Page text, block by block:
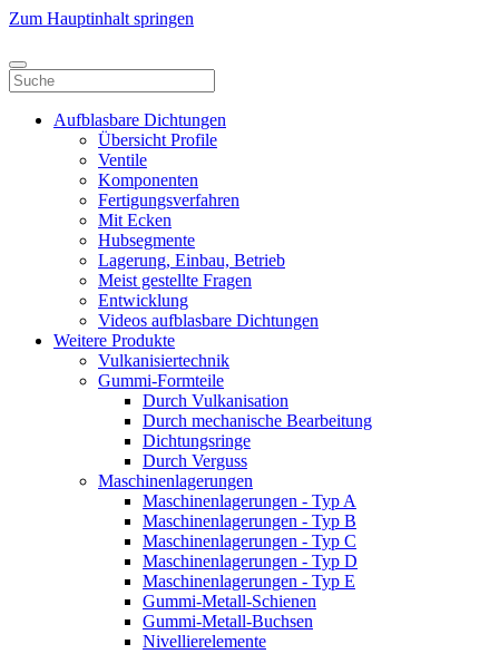
Zum Hauptinhalt springen
Aufblasbare Dichtungen
Übersicht Profile
Ventile
Komponenten
Fertigungsverfahren
Mit Ecken
Hubsegmente
Lagerung, Einbau, Betrieb
Meist gestellte Fragen
Entwicklung
Videos aufblasbare Dichtungen
Weitere Produkte
Vulkanisiertechnik
Gummi-Formteile
Durch Vulkanisation
Durch mechanische Bearbeitung
Dichtungsringe
Durch Verguss
Maschinenlagerungen
Maschinenlagerungen - Typ A
Maschinenlagerungen - Typ B
Maschinenlagerungen - Typ C
Maschinenlagerungen - Typ D
Maschinenlagerungen - Typ E
Gummi-Metall-Schienen
Gummi-Metall-Buchsen
Nivellierelemente